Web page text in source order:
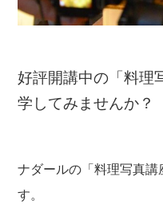
好評開講中の「料理
学してみませんか？
ナダールの「料理写真
す。